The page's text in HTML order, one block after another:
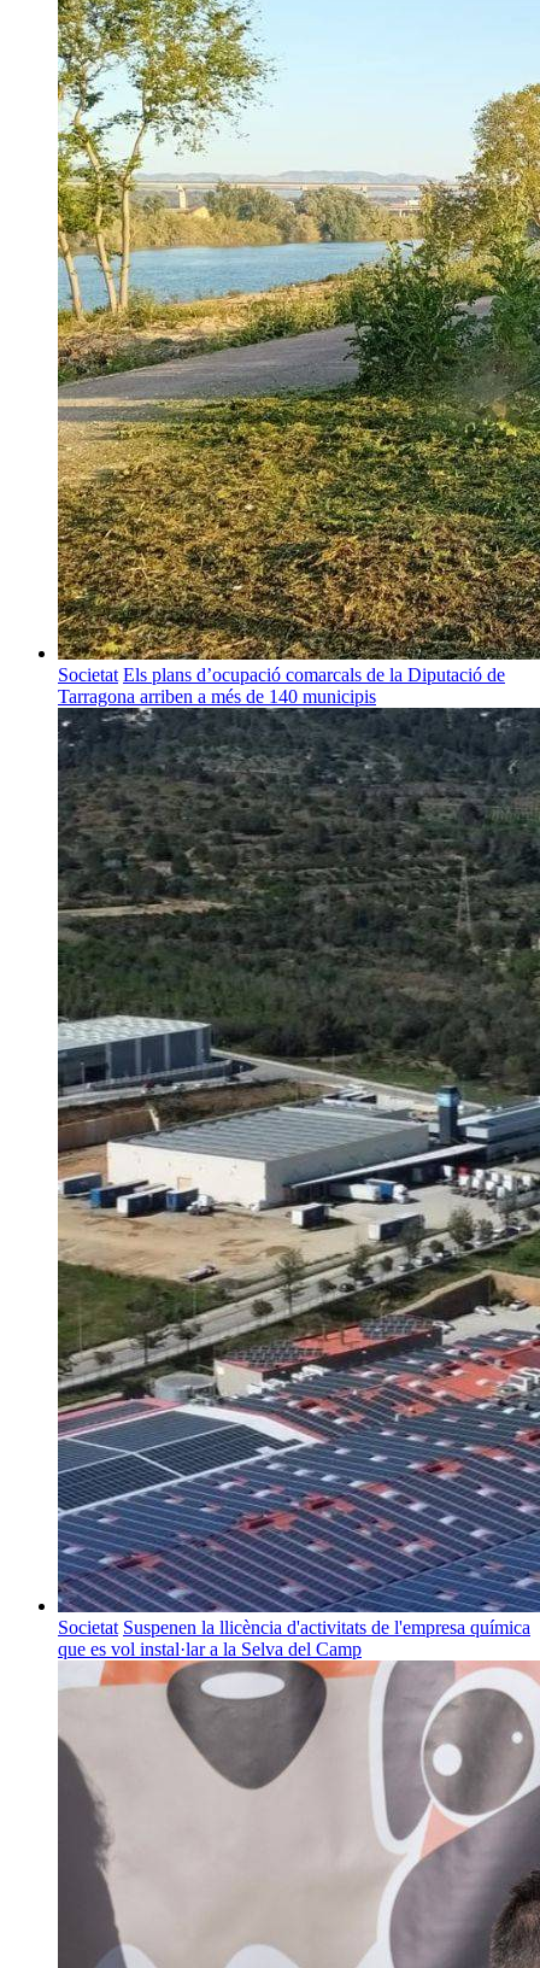
Societat Els plans d’ocupació comarcals de la Diputació de
Tarragona arriben a més de 140 municipis
Societat Suspenen la llicència d'activitats de l'empresa química
que es vol instal·lar a la Selva del Camp